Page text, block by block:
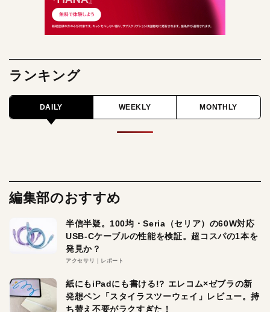
ランキング
DAILY WEEKLY MONTHLY
編集部のおすすめ
半信半疑。100均・Seria（セリア）の60W対応
USB-Cケーブルの性能を検証。超コスパの1本を
発見か？
アクセサリ レポート
紙にもiPadにも書ける!? エレコム×ゼブラの新
発想ペン「スタイラスツーウェイ」レビュー。持
ち替え不要がラクすぎた！